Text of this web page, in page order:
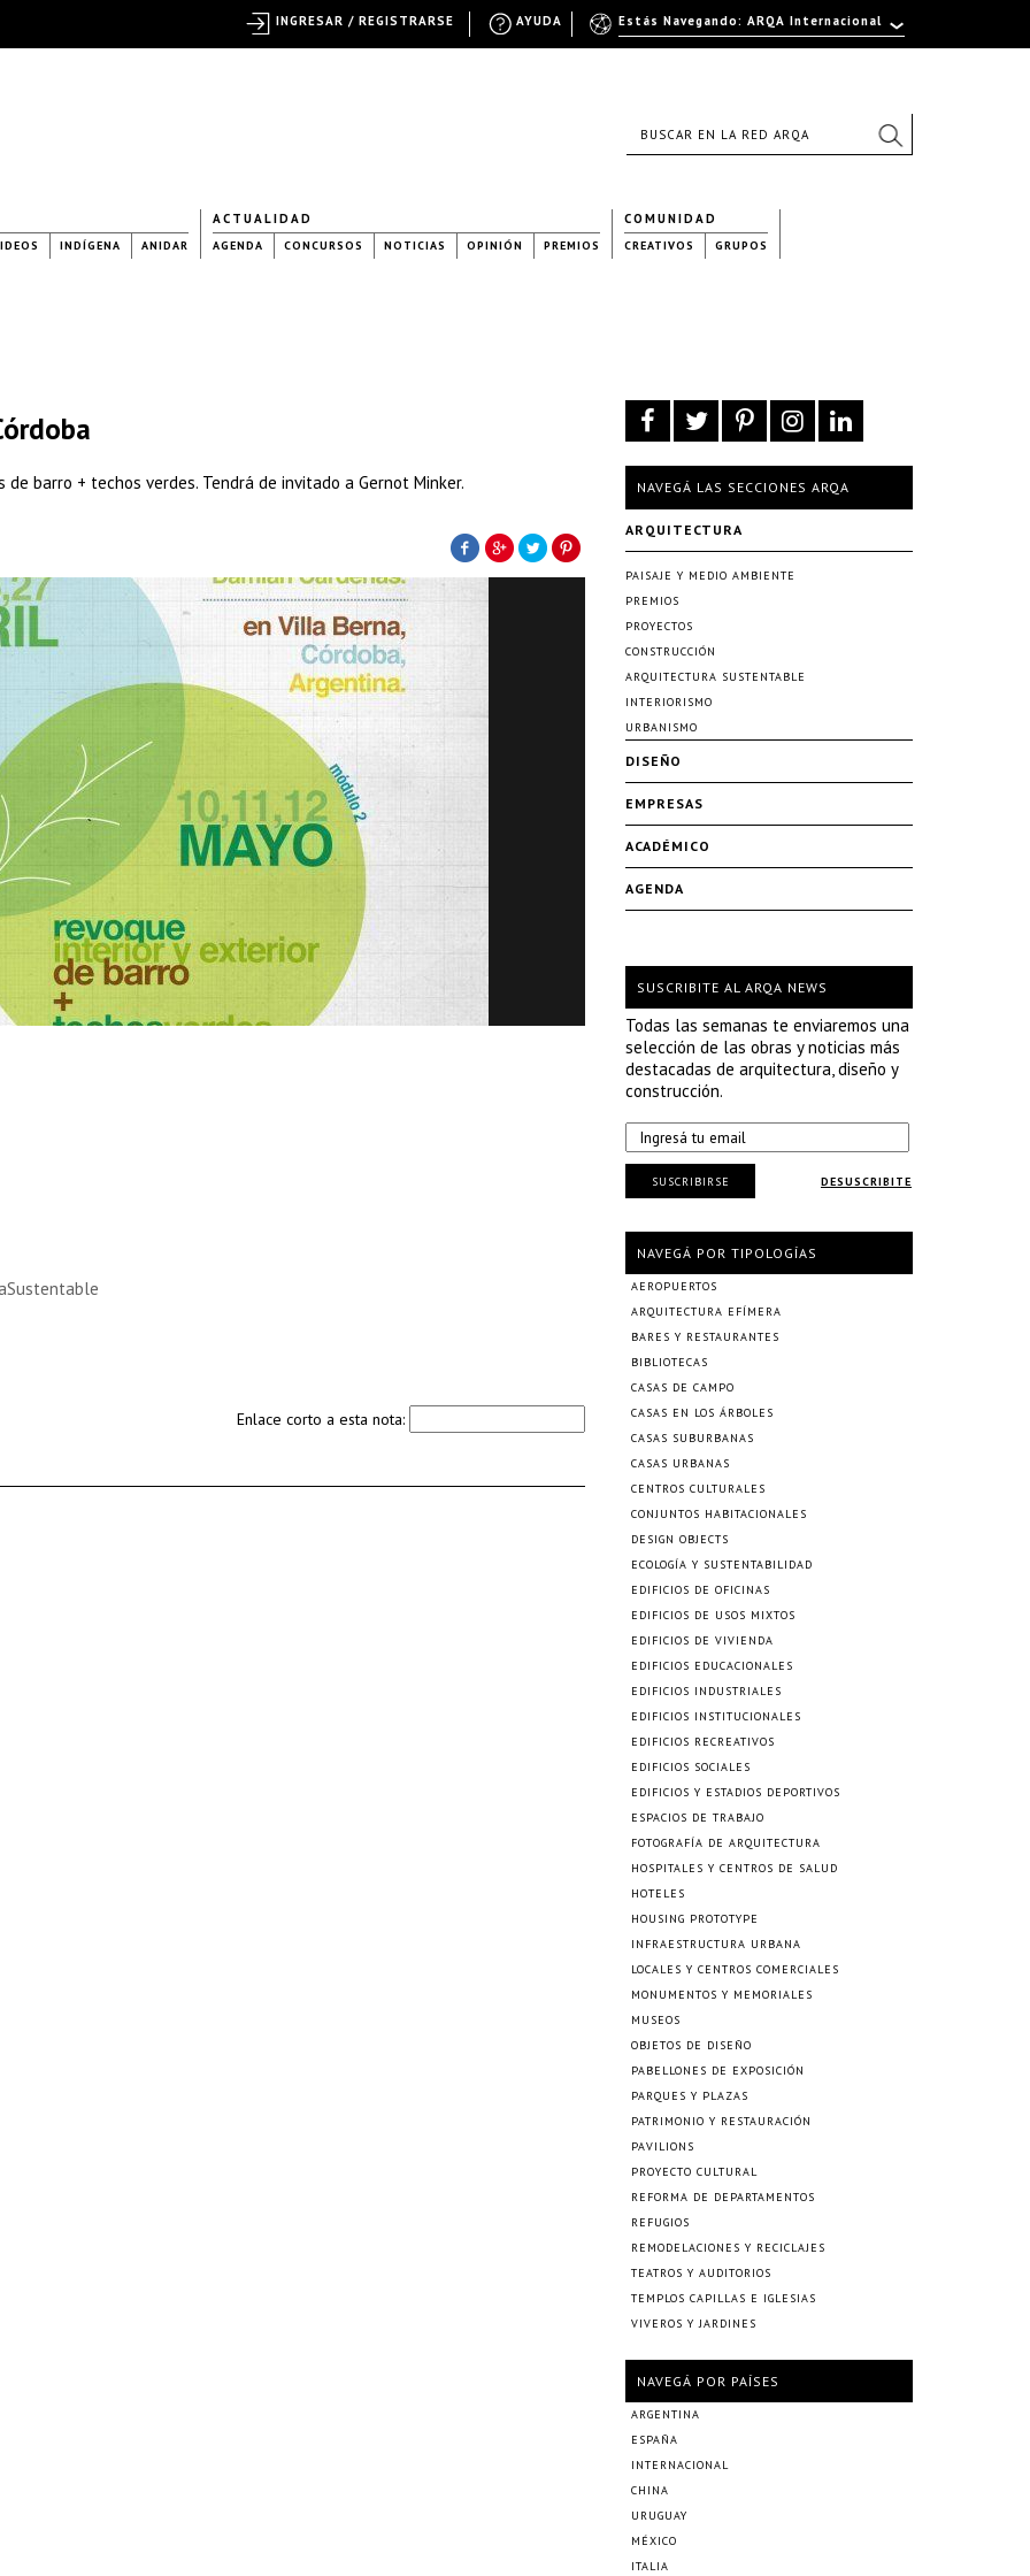
INDÍGENA ANIDAR
ACTUALIDAD
AGENDA CONCURSOS NOTICIAS OPINIÓN PREMIOS
COMUNIDAD
CREATIVOS GRUPOS
barro + techos verdes. Tendrá de invitado a Gernot Minker.
Enlace corto a esta nota:
NAVEGÁ LAS SECCIONES ARQA
ARQUITECTURA
PAISAJE Y MEDIO AMBIENTE
PREMIOS
PROYECTOS
CONSTRUCCIÓN
ARQUITECTURA SUSTENTABLE
INTERIORISMO
URBANISMO
DISEÑO
EMPRESAS
ACADÉMICO
AGENDA
SUSCRIBITE AL ARQA NEWS
Todas las semanas te enviaremos una
selección de las obras y noticias más
destacadas de arquitectura, diseño y
construcción.
DESUSCRIBITE
SUSCRIBIRSE
NAVEGÁ POR TIPOLOGÍAS
AEROPUERTOS
ARQUITECTURA EFÍMERA
BARES Y RESTAURANTES
BIBLIOTECAS
CASAS DE CAMPO
CASAS EN LOS ÁRBOLES
CASAS SUBURBANAS
CASAS URBANAS
CENTROS CULTURALES
CONJUNTOS HABITACIONALES
DESIGN OBJECTS
ECOLOGÍA Y SUSTENTABILIDAD
EDIFICIOS DE OFICINAS
EDIFICIOS DE USOS MIXTOS
EDIFICIOS DE VIVIENDA
EDIFICIOS EDUCACIONALES
EDIFICIOS INDUSTRIALES
EDIFICIOS INSTITUCIONALES
EDIFICIOS RECREATIVOS
EDIFICIOS SOCIALES
EDIFICIOS Y ESTADIOS DEPORTIVOS
ESPACIOS DE TRABAJO
FOTOGRAFÍA DE ARQUITECTURA
HOSPITALES Y CENTROS DE SALUD
HOTELES
HOUSING PROTOTYPE
INFRAESTRUCTURA URBANA
LOCALES Y CENTROS COMERCIALES
MONUMENTOS Y MEMORIALES
MUSEOS
OBJETOS DE DISEÑO
PABELLONES DE EXPOSICIÓN
PARQUES Y PLAZAS
PATRIMONIO Y RESTAURACIÓN
PAVILIONS
PROYECTO CULTURAL
REFORMA DE DEPARTAMENTOS
REFUGIOS
REMODELACIONES Y RECICLAJES
TEATROS Y AUDITORIOS
TEMPLOS CAPILLAS E IGLESIAS
VIVEROS Y JARDINES
NAVEGÁ POR PAÍSES
ARGENTINA
ESPAÑA
INTERNACIONAL
CHINA
URUGUAY
MÉXICO
ITALIA
Estás Navegando: ARQA Internacional
AYUDA
INGRESAR / REGISTRARSE